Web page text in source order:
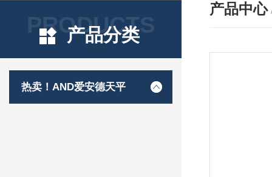
PRODUCTS
产品分类
热卖！AND爱安德天平
产品中心